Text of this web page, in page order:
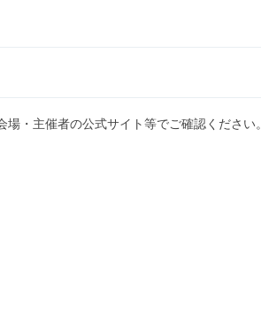
・主催者の公式サイト等でご確認ください。